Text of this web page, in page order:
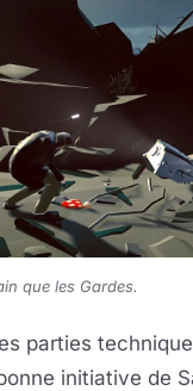
que les Gardes.
parties
initiative de